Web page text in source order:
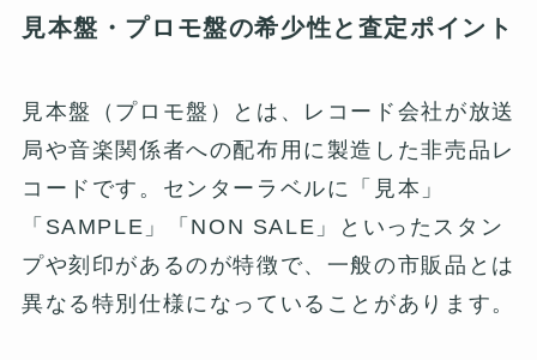
見本盤・プロモ盤の希少性と査定ポイント
見本盤（プロモ盤）とは、レコード会社が放送
局や音楽関係者への配布用に製造した非売品レ
コードです。センターラベルに「見本」
「SAMPLE」「NON SALE」といったスタン
プや刻印があるのが特徴で、一般の市販品とは
異なる特別仕様になっていることがあります。